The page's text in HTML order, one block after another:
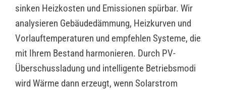
sinken Heizkosten und Emissionen spürbar. Wir
analysieren Gebäudedämmung, Heizkurven und
Vorlauftemperaturen und empfehlen Systeme, die
mit Ihrem Bestand harmonieren. Durch PV-
Überschussladung und intelligente Betriebsmodi
wird Wärme dann erzeugt, wenn Solarstrom